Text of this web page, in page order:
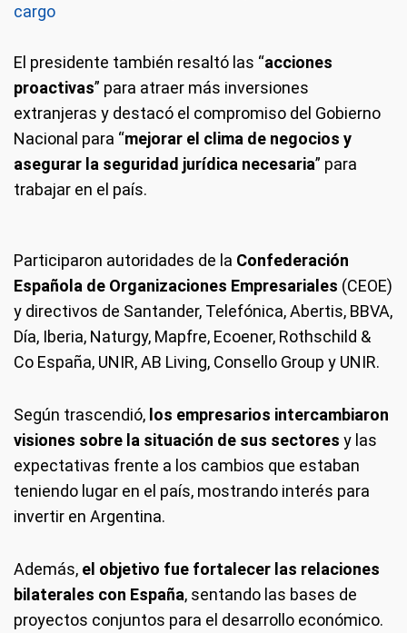
cargo
El presidente también resaltó las “acciones
proactivas” para atraer más inversiones
extranjeras y destacó el compromiso del Gobierno
Nacional para “mejorar el clima de negocios y
asegurar la seguridad jurídica necesaria” para
trabajar en el país.
Participaron autoridades de la Confederación
Española de Organizaciones Empresariales (CEOE)
y directivos de Santander, Telefónica, Abertis, BBVA,
Día, Iberia, Naturgy, Mapfre, Ecoener, Rothschild &
Co España, UNIR, AB Living, Consello Group y UNIR.
Según trascendió, los empresarios intercambiaron
visiones sobre la situación de sus sectores y las
expectativas frente a los cambios que estaban
teniendo lugar en el país, mostrando interés para
invertir en Argentina.
Además, el objetivo fue fortalecer las relaciones
bilaterales con España, sentando las bases de
proyectos conjuntos para el desarrollo económico.